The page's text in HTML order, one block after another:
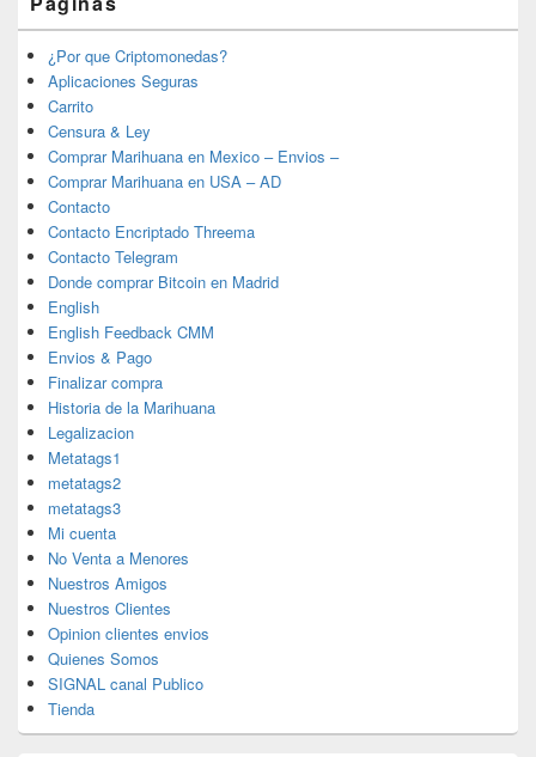
¿Por que Criptomonedas?
Aplicaciones Seguras
Carrito
Censura & Ley
Comprar Marihuana en Mexico – Envios –
Comprar Marihuana en USA – AD
Contacto
Contacto Encriptado Threema
Contacto Telegram
Donde comprar Bitcoin en Madrid
English
English Feedback CMM
Envios & Pago
Finalizar compra
Historia de la Marihuana
Legalizacion
Metatags1
metatags2
metatags3
Mi cuenta
No Venta a Menores
Nuestros Amigos
Nuestros Clientes
Opinion clientes envios
Quienes Somos
SIGNAL canal Publico
Tienda